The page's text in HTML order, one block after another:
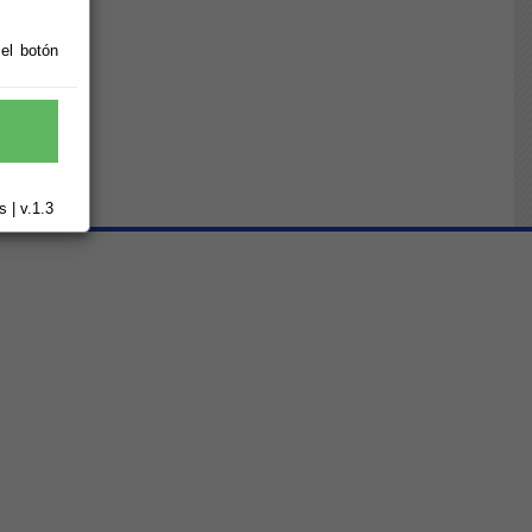
botón
| v.1.3